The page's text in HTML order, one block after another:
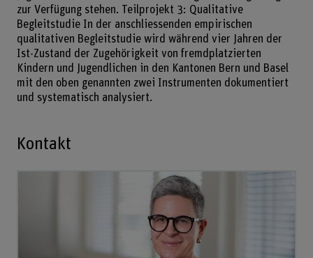
zur Verfügung stehen. Teilprojekt 3: Qualitative
Begleitstudie In der anschliessenden empirischen
qualitativen Begleitstudie wird während vier Jahren der
Ist-Zustand der Zugehörigkeit von fremdplatzierten
Kindern und Jugendlichen in den Kantonen Bern und Basel
mit den oben genannten zwei Instrumenten dokumentiert
und systematisch analysiert.
Kontakt